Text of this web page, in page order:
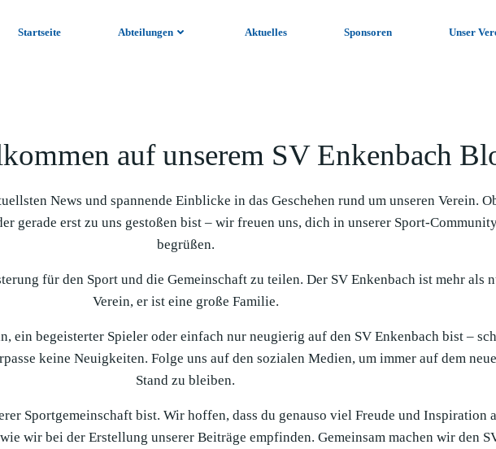
Startseite Abteilungen Aktuelles Sponsoren Unser
auf unserem SV Enkenbach
News und spannende Einblicke in das Geschehen rund um unseren Verein.
gerade erst zu uns gestoßen bist – wir freuen uns, dich in unserer Sport-
begrüßen.
für den Sport und die Gemeinschaft zu teilen. Der SV Enkenbach ist mehr als
Verein, er ist eine große Familie.
ein begeisterter Spieler oder einfach nur neugierig auf den SV Enkenbach bist –
keine Neuigkeiten. Folge uns auf den sozialen Medien, um immer auf dem
Stand zu bleiben.
Sportgemeinschaft bist. Wir hoffen, dass du genauso viel Freude und Inspiration
wir bei der Erstellung unserer Beiträge empfinden. Gemeinsam machen wir den